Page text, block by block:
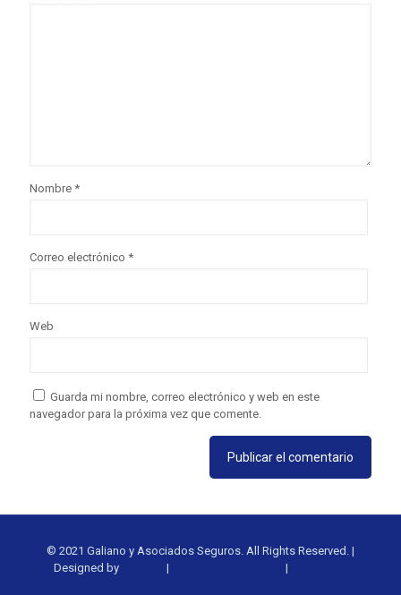
Nombre *
Correo electrónico *
Web
Guarda mi nombre, correo electrónico y web en este
navegador para la próxima vez que comente.
© 2021 Galiano y Asociados Seguros. All Rights Reserved. |
Designed by
| |